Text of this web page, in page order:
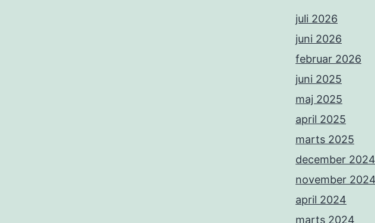
juli 2026
juni 2026
februar 2026
juni 2025
maj 2025
april 2025
marts 2025
december 2024
november 2024
april 2024
marts 2024